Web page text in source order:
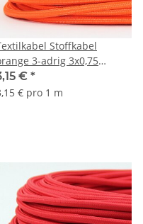
Stoffkabel
3-adrig 3x0,75
3G
H03VV-F
€ *
€ pro 1 m